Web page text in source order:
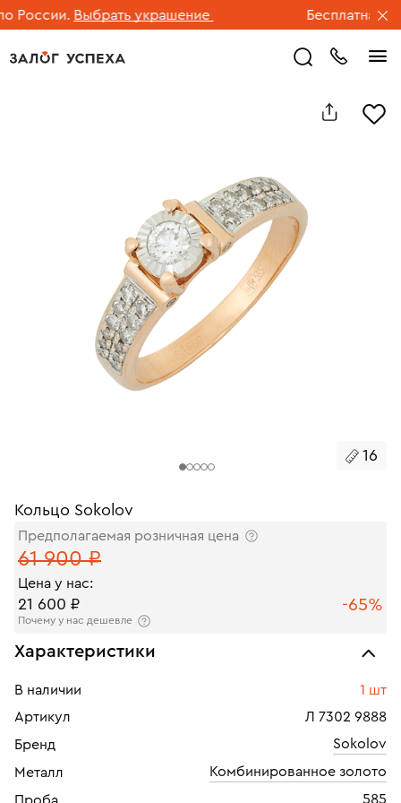
Выбрать украшение Бесплатная
16
Кольцо Sokolov
Предполагаемая розничная цена
61 900 ₽
Цена у нас:
21 600 ₽ -65%
Почему у нас дешевле
Характеристики
В наличии
1 шт
Артикул
Л 7302 9888
Бренд
Sokolov
Металл
Комбинированное золото
585